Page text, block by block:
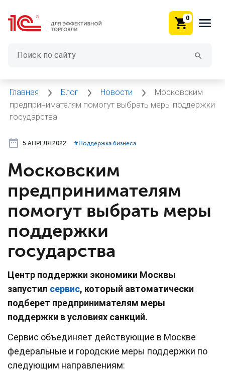
0
Главная Блог Новости
Московским
предпринимателям помогут выбрать меры поддержки
государства
5 АПРЕЛЯ 2022 #⁣Поддержка бизнеса
Московским
предпринимателям
помогут выбрать меры
поддержки
государства
Центр поддержки экономики Москвы
запустил сервис, который автоматически
подберет предпринимателям меры
поддержки в условиях санкций.
Сервис объединяет действующие в Москве
федеральные и городские меры поддержки по
следующим направлениям: